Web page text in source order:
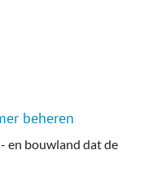
beheren
en bouwland dat de